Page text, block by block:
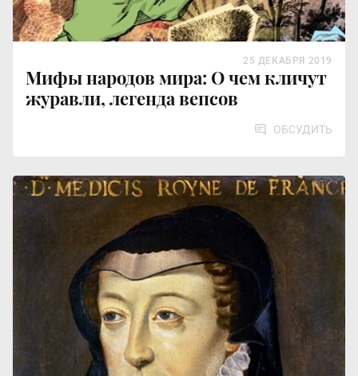
Мифы народов мира: О чем кличут
журавли, легенда вепсов
25 ДЕКАБРЯ 2019
ОБСУДИТЬ